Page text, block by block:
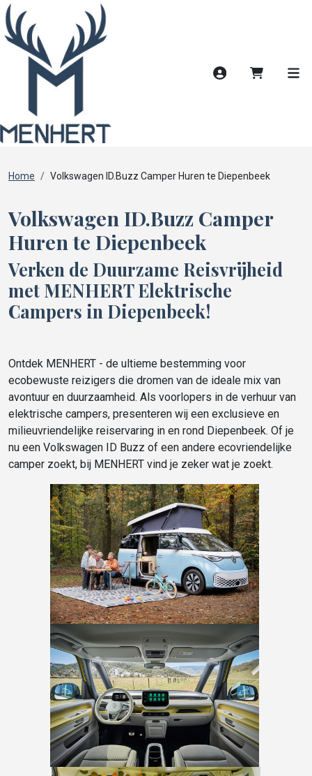
Account
Home Volkswagen ID.Buzz Camper Huren te Diepenbeek
Volkswagen ID.Buzz Camper
Huren te Diepenbeek
Verken de Duurzame Reisvrijheid
met MENHERT Elektrische
Campers in Diepenbeek!
Ontdek MENHERT - de ultieme bestemming voor
ecobewuste reizigers die dromen van de ideale mix van
avontuur en duurzaamheid. Als voorlopers in de verhuur van
elektrische campers, presenteren wij een exclusieve en
milieuvriendelijke reiservaring in en rond Diepenbeek. Of je
nu een Volkswagen ID Buzz of een andere ecovriendelijke
camper zoekt, bij MENHERT vind je zeker wat je zoekt.